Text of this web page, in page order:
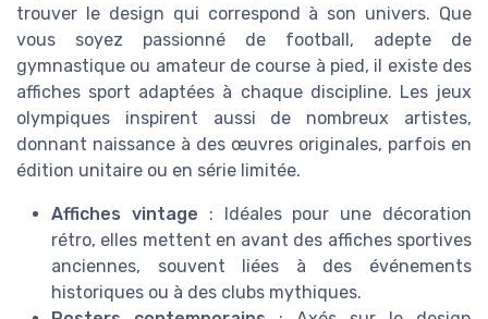
trouver le design qui correspond à son univers. Que
vous soyez passionné de football, adepte de
gymnastique ou amateur de course à pied, il existe des
affiches sport adaptées à chaque discipline. Les jeux
olympiques inspirent aussi de nombreux artistes,
donnant naissance à des œuvres originales, parfois en
édition unitaire ou en série limitée.
Affiches vintage : Idéales pour une décoration
rétro, elles mettent en avant des affiches sportives
anciennes, souvent liées à des événements
historiques ou à des clubs mythiques.